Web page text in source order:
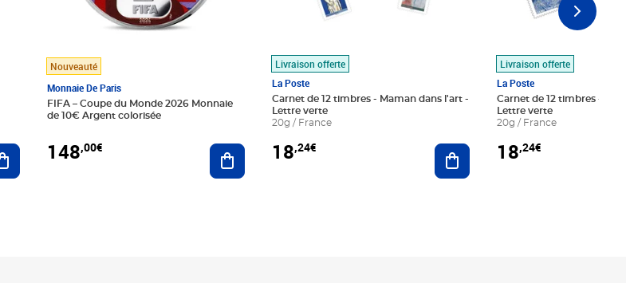
Ajouter au panier
Nouveauté
Monnaie De Paris
FIFA – Coupe du Monde 2026 Monnaie
de 10€ Argent colorisée
148,00€ Ajouter au panier
Livraison offerte
La Poste
Carnet de 12 timbres - Maman dans l'art -
Lettre verte
20g / France
18,24€ Ajouter au panier
Livraison offerte
La Poste
Carnet de 12 timbres - Le
Lettre verte
20g / France
18,24€